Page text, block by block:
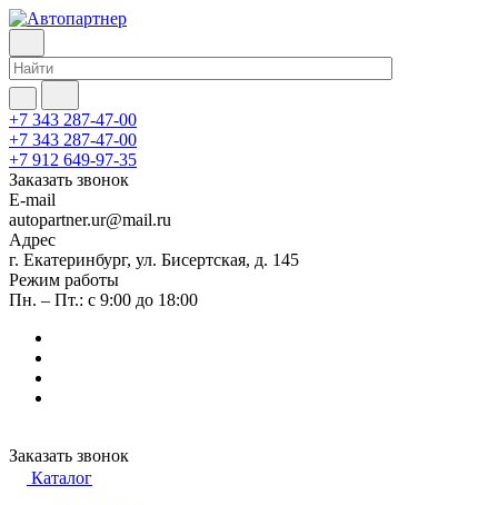
+7 343 287-47-00
+7 343 287-47-00
+7 912 649-97-35
Заказать звонок
E-mail
autopartner.ur@mail.ru
Адрес
г. Екатеринбург, ул. Бисертская, д. 145
Режим работы
Пн. – Пт.: с 9:00 до 18:00
Заказать звонок
Каталог